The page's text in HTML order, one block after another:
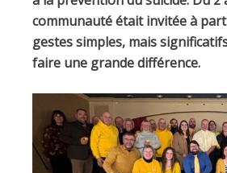
communauté était invitée à
gestes simples, mais
faire une grande différence.